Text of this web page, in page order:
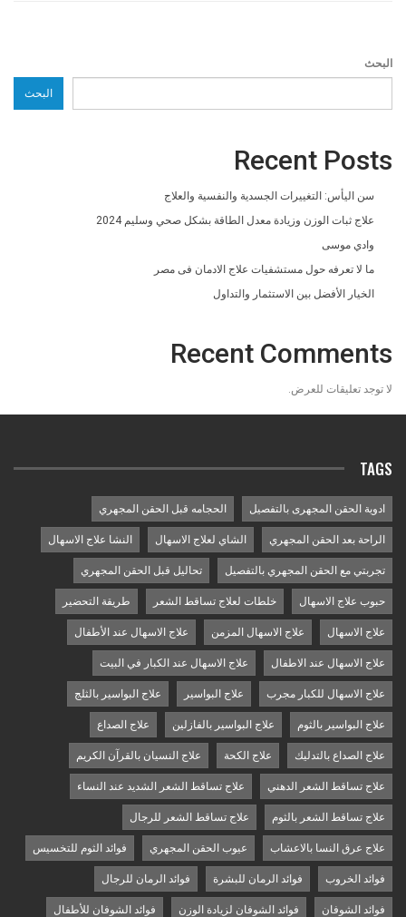
البحث
البحث
Recent Posts
سن اليأس: التغييرات الجسدية والنفسية والعلاج
علاج ثبات الوزن وزيادة معدل الطاقة بشكل صحي وسليم 2024
وادي موسى
ما لا تعرفه حول مستشفيات علاج الادمان فى مصر
الخيار الأفضل بين الاستثمار والتداول
Recent Comments
لا توجد تعليقات للعرض.
TAGS
ادوية الحقن المجهرى بالتفصيل الحجامه قبل الحقن المجهري
الراحة بعد الحقن المجهري الشاي لعلاج الاسهال النشا علاج الاسهال
تجربتي مع الحقن المجهري بالتفصيل تحاليل قبل الحقن المجهري
حبوب علاج الاسهال خلطات لعلاج تساقط الشعر طريقة التحضير
علاج الاسهال علاج الاسهال المزمن علاج الاسهال عند الأطفال
علاج الاسهال عند الاطفال علاج الاسهال عند الكبار في البيت
علاج الاسهال للكبار مجرب علاج البواسير علاج البواسير بالثلج
علاج البواسير بالثوم علاج البواسير بالفازلين علاج الصداع
علاج الصداع بالتدليك علاج الكحة علاج النسيان بالقرآن الكريم
علاج تساقط الشعر الدهني علاج تساقط الشعر الشديد عند النساء
علاج تساقط الشعر بالثوم علاج تساقط الشعر للرجال
علاج عرق النسا بالاعشاب عيوب الحقن المجهري فوائد الثوم للتخسيس
فوائد الخروب فوائد الرمان للبشرة فوائد الرمان للرجال
فوائد الشوفان فوائد الشوفان لزيادة الوزن فوائد الشوفان للأطفال